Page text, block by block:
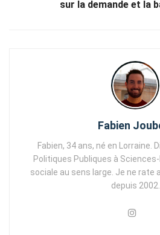
sur la demande et la
Fabien
Fabien, 34 ans, né en Lorraine.
Politiques Publiques à
sociale au sens large. Je ne rate
depuis 2002.